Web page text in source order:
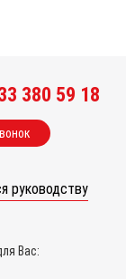
380 59 18
руководству
Вас: